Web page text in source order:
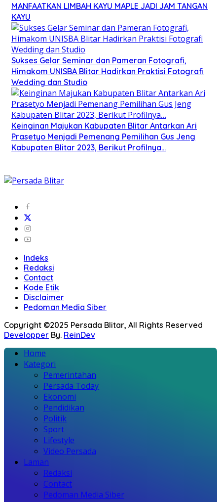
MANFAATKAN LIMBAH KAYU MAPLE JADI JAM TANGAN
KAYU
Sukses Gelar Seminar dan Pameran Fotografi,
Himakom UNISBA Blitar Hadirkan Praktisi Fotografi
Wedding dan Studio
Keinginan Majukan Kabupaten Blitar Antarkan Ari
Prasetyo Menjadi Pemenang Pemilihan Gus Jeng
Kabupaten Blitar 2023, Berikut Profilnya…
Indeks
Redaksi
Contact
Kode Etik
Disclaimer
Pedoman Media Siber
Copyright ©2025 Persada Blitar, All Rights Reserved
Developper By. ReinDev
Home
Kategori
Pemerintahan
Persada Today
Ekonomi
Pendidikan
Politik
Sport
Lifestyle
Video Persada
Laman
Redaksi
Contact
Pedoman Media Siber